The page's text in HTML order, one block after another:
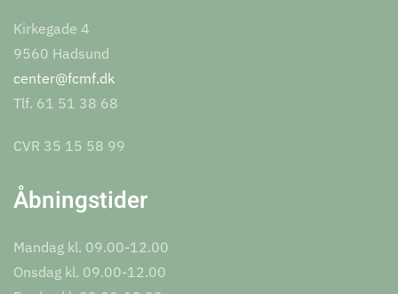
Kirkegade 4
9560 Hadsund
center@fcmf.dk
Tlf. 61 51 38 68
CVR 35 15 58 99
Åbningstider
Mandag kl. 09.00-12.00
Onsdag kl. 09.00-12.00